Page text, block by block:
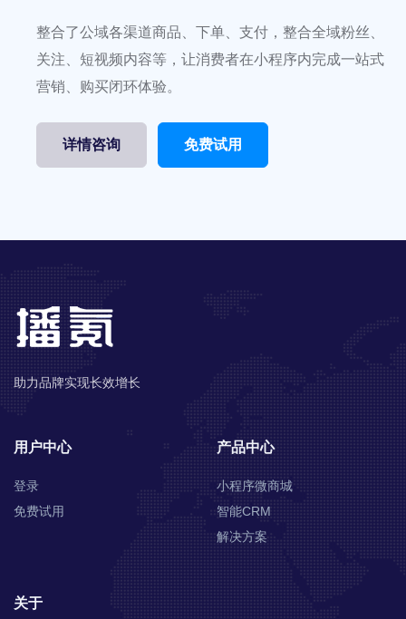
整合了公域各渠道商品、下单、支付，整合全域粉丝、
关注、短视频内容等，让消费者在小程序内完成一站式
营销、购买闭环体验。
详情咨询 免费试用
助力品牌实现长效增长
用户中心
登录
免费试用
产品中心
小程序微商城
智能CRM
解决方案
关于